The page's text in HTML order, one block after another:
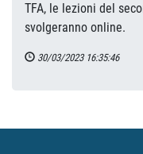
TFA, le lezioni del
svolgeranno online.
30/03/2023 16:35:46